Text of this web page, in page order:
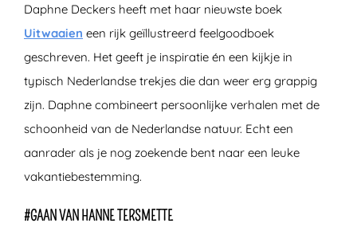
Daphne Deckers heeft met haar nieuwste boek
Uitwaaien een rijk geïllustreerd feelgoodboek
geschreven. Het geeft je inspiratie én een kijkje in
typisch Nederlandse trekjes die dan weer erg grappig
zijn. Daphne combineert persoonlijke verhalen met de
schoonheid van de Nederlandse natuur. Echt een
aanrader als je nog zoekende bent naar een leuke
vakantiebestemming.
#GAAN VAN HANNE TERSMETTE